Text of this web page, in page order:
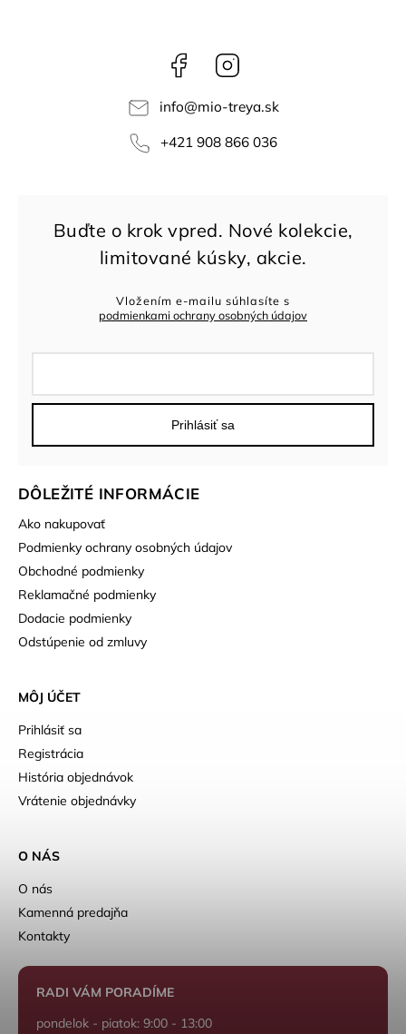
Facebook
info@mio-treya.sk
+421 908 866 036
DÔLEŽITÉ INFORMÁCIE
Ako nakupovať
Podmienky ochrany osobných údajov
Obchodné podmienky
Reklamačné podmienky
Dodacie podmienky
Odstúpenie od zmluvy
MÔJ ÚČET
Prihlásiť sa
Registrácia
História objednávok
Vrátenie objednávky
Vložením e-mailu súhlasíte s
podmienkami ochrany osobných údajov
Prihlásiť sa
O NÁS
O nás
Kamenná predajňa
Kontakty
RADI VÁM PORADÍME
pondelok - piatok: 9:00 - 13:00